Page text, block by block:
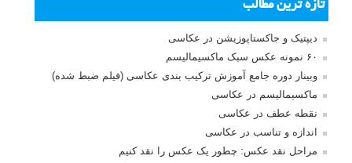
تازه ترین مطالب
دیپتیک و جاکستا‌پوزیشن در عکاسی
۶۰ نمونه عکس سبک ماکسیمالیسم
وبینار دوره جامع آموزش ترکیب بندی عکاسی (فیلم ضبط شده)
ماکسیمالیسم در عکاسی
نقطه عطف در عکاسی
اندازه و تناسب در عکاسی
مراحل نقد عکس: چطور یک عکس را نقد کنیم